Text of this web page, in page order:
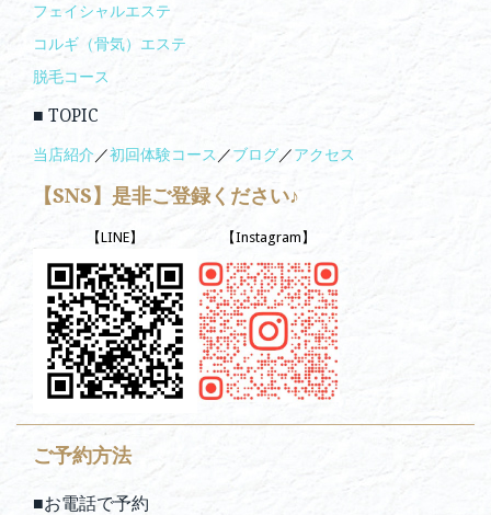
フェイシャルエステ
コルギ（骨気）エステ
脱毛コース
■ TOPIC
当店紹介 ／初回体験コース ／ブログ／アクセス
【SNS】是非ご登録ください♪
【LINE】 【Instagram】
ご予約方法
■お電話で予約